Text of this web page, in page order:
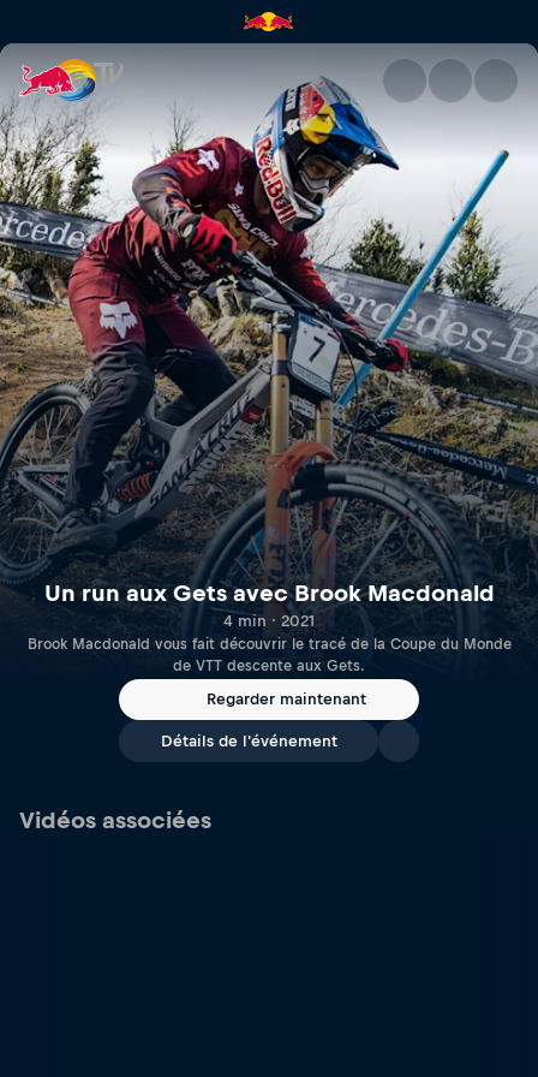
Un run aux Gets avec Brook
Un run aux Gets avec Brook Macdonald
4 min · 2021
Brook Macdonald vous fait découvrir le tracé de la Coupe du Monde
de VTT descente aux Gets.
Regarder maintenant
Détails de l'événement
Vidéos associées